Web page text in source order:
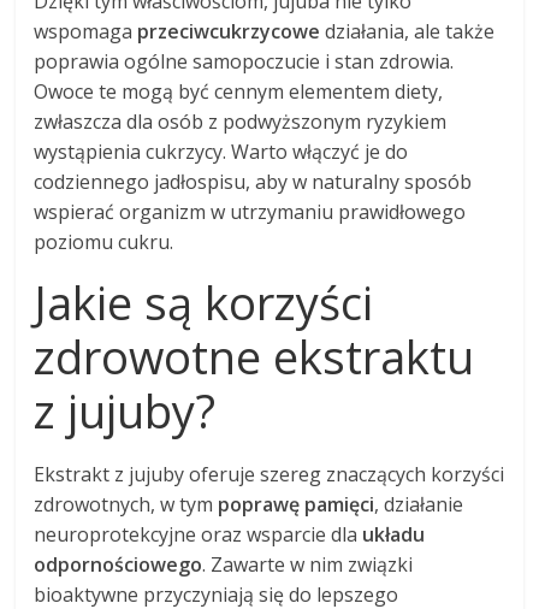
wspomaga przeciwcukrzycowe działania, ale także
poprawia ogólne samopoczucie i stan zdrowia.
Owoce te mogą być cennym elementem diety,
zwłaszcza dla osób z podwyższonym ryzykiem
wystąpienia cukrzycy. Warto włączyć je do
codziennego jadłospisu, aby w naturalny sposób
wspierać organizm w utrzymaniu prawidłowego
poziomu cukru.
Jakie są korzyści
zdrowotne ekstraktu
z jujuby?
Ekstrakt z jujuby oferuje szereg znaczących korzyści
zdrowotnych, w tym poprawę pamięci, działanie
neuroprotekcyjne oraz wsparcie dla układu
odpornościowego. Zawarte w nim związki
bioaktywne przyczyniają się do lepszego